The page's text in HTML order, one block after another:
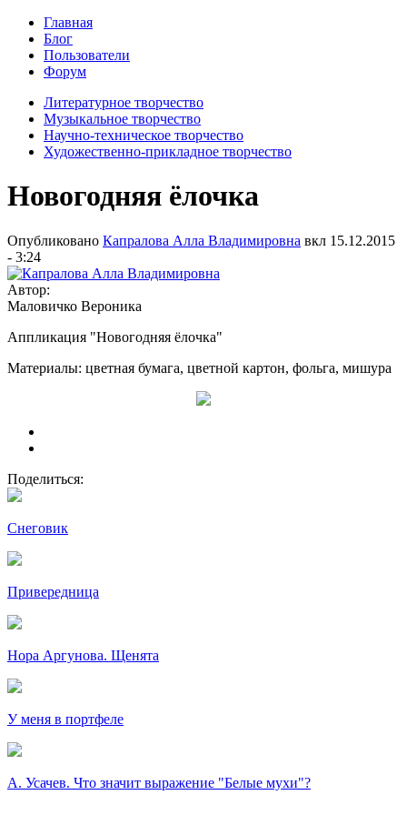
Главная
Блог
Пользователи
Форум
Литературное творчество
Музыкальное творчество
Научно-техническое творчество
Художественно-прикладное творчество
Новогодняя ёлочка
Опубликовано Капралова Алла Владимировна вкл 15.12.2015
- 3:24
Автор:
Маловичко Вероника
Аппликация "Новогодняя ёлочка"
Материалы: цветная бумага, цветной картон, фольга, мишура
Поделиться:
Снеговик
Привередница
Нора Аргунова. Щенята
У меня в портфеле
А. Усачев. Что значит выражение "Белые мухи"?